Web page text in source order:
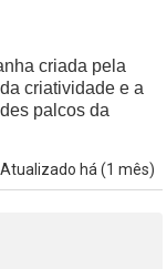
criada pela
criatividade e a
palcos da
há (1 mês)